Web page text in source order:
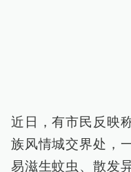
近日，有市民反映
族风情城交界处，
易滋生蚊虫、散发